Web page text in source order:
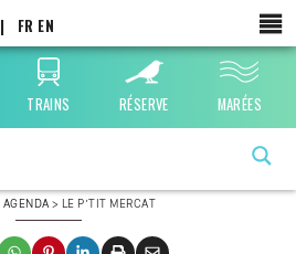
| FR EN
TRAINS RÉSERVE MARÉES
AGENDA > LE P’TIT MERCAT